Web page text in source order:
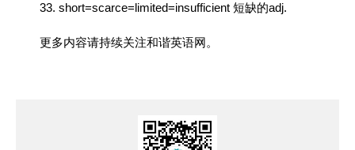
33. short=scarce=limited=insufficient 短缺的adj.
更多内容请持续关注和谐英语网。